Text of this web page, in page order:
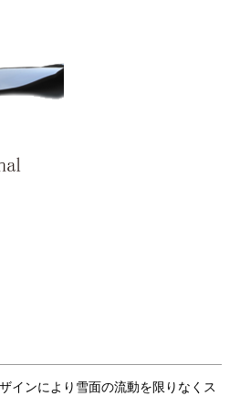
インにより雪面の流動を限りなくス